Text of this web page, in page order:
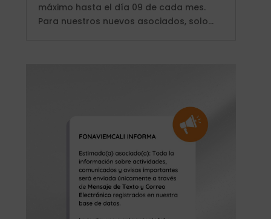
máximo hasta el día 09 de cada mes.
Para nuestros nuevos asociados, solo...